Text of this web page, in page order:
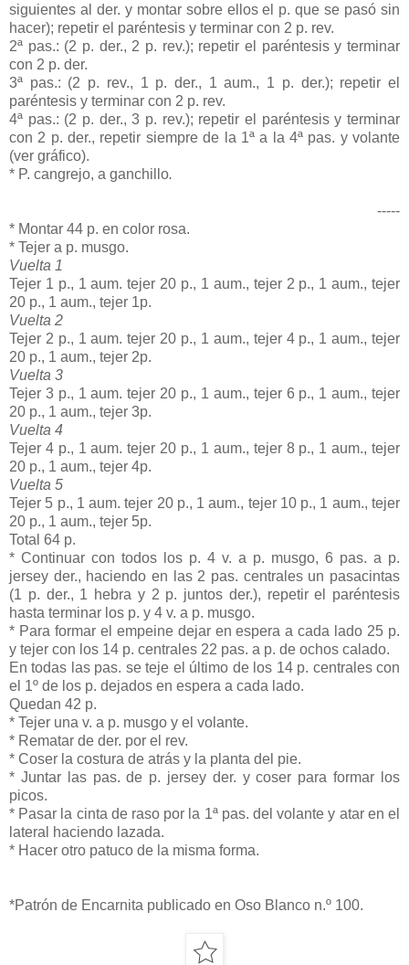
siguientes al der. y montar sobre ellos el p. que se pasó sin
hacer); repetir el paréntesis y terminar con 2 p. rev.
2ª pas.: (2 p. der., 2 p. rev.); repetir el paréntesis y terminar
con 2 p. der.
3ª pas.: (2 p. rev., 1 p. der., 1 aum., 1 p. der.); repetir el
paréntesis y terminar con 2 p. rev.
4ª pas.: (2 p. der., 3 p. rev.); repetir el paréntesis y terminar
con 2 p. der., repetir siempre de la 1ª a la 4ª pas. y volante
(ver gráfico).
* P. cangrejo, a ganchillo.
-----
* Montar 44 p. en color rosa.
* Tejer a p. musgo.
Vuelta 1
Tejer 1 p., 1 aum. tejer 20 p., 1 aum., tejer 2 p., 1 aum., tejer
20 p., 1 aum., tejer 1p.
Vuelta 2
Tejer 2 p., 1 aum. tejer 20 p., 1 aum., tejer 4 p., 1 aum., tejer
20 p., 1 aum., tejer 2p.
Vuelta 3
Tejer 3 p., 1 aum. tejer 20 p., 1 aum., tejer 6 p., 1 aum., tejer
20 p., 1 aum., tejer 3p.
Vuelta 4
Tejer 4 p., 1 aum. tejer 20 p., 1 aum., tejer 8 p., 1 aum., tejer
20 p., 1 aum., tejer 4p.
Vuelta 5
Tejer 5 p., 1 aum. tejer 20 p., 1 aum., tejer 10 p., 1 aum., tejer
20 p., 1 aum., tejer 5p.
Total 64 p.
* Continuar con todos los p. 4 v. a p. musgo, 6 pas. a p.
jersey der., haciendo en las 2 pas. centrales un pasacintas
(1 p. der., 1 hebra y 2 p. juntos der.), repetir el paréntesis
hasta terminar los p. y 4 v. a p. musgo.
* Para formar el empeine dejar en espera a cada lado 25 p.
y tejer con los 14 p. centrales 22 pas. a p. de ochos calado.
En todas las pas. se teje el último de los 14 p. centrales con
el 1º de los p. dejados en espera a cada lado.
Quedan 42 p.
* Tejer una v. a p. musgo y el volante.
* Rematar de der. por el rev.
* Coser la costura de atrás y la planta del pie.
* Juntar las pas. de p. jersey der. y coser para formar los
picos.
* Pasar la cinta de raso por la 1ª pas. del volante y atar en el
lateral haciendo lazada.
* Hacer otro patuco de la misma forma.
*Patrón de Encarnita publicado en Oso Blanco n.º 100.